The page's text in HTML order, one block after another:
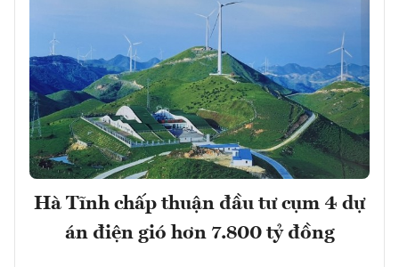
Hà Tĩnh chấp thuận đầu tư cụm 4 dự
án điện gió hơn 7.800 tỷ đồng